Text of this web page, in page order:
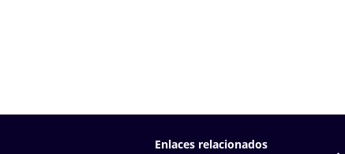
Enlaces relacionados